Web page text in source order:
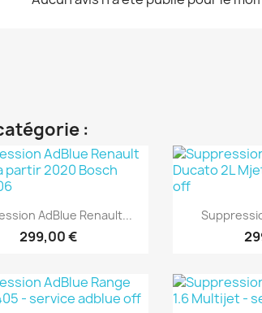
:
Aperçu rapide
AdBlue Renault...
299,00 €
